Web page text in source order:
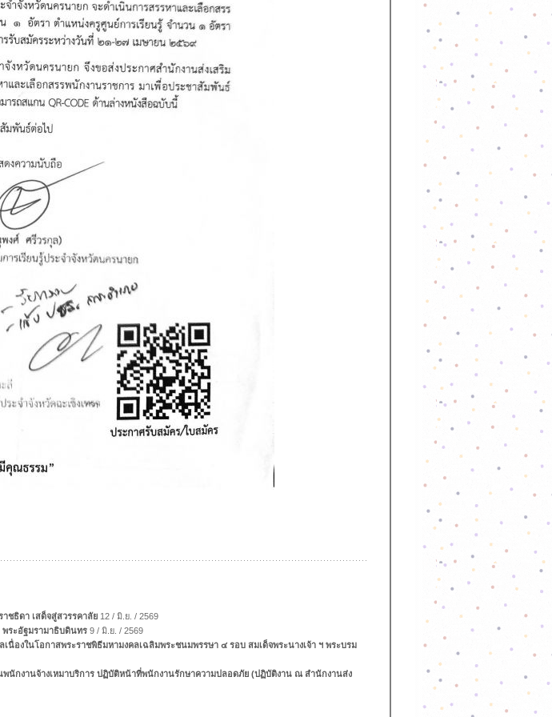
าชธิดา เสด็จสู่สวรรคาลัย 12 / มิ.ย. / 2569
ระอัฐมรามาธิบดินทร 9 / มิ.ย. / 2569
นื่องในโอกาสพระราชพิธีมหามงคลเฉลิมพระชนมพรรษา ๔ รอบ สมเด็จพระนางเจ้า ฯ พระบรม
พนักงานจ้างเหมาบริการ ปฏิบัติหน้าที่พนักงานรักษาความปลอดภัย (ปฏิบัติงาน ณ สำนักงานส่ง